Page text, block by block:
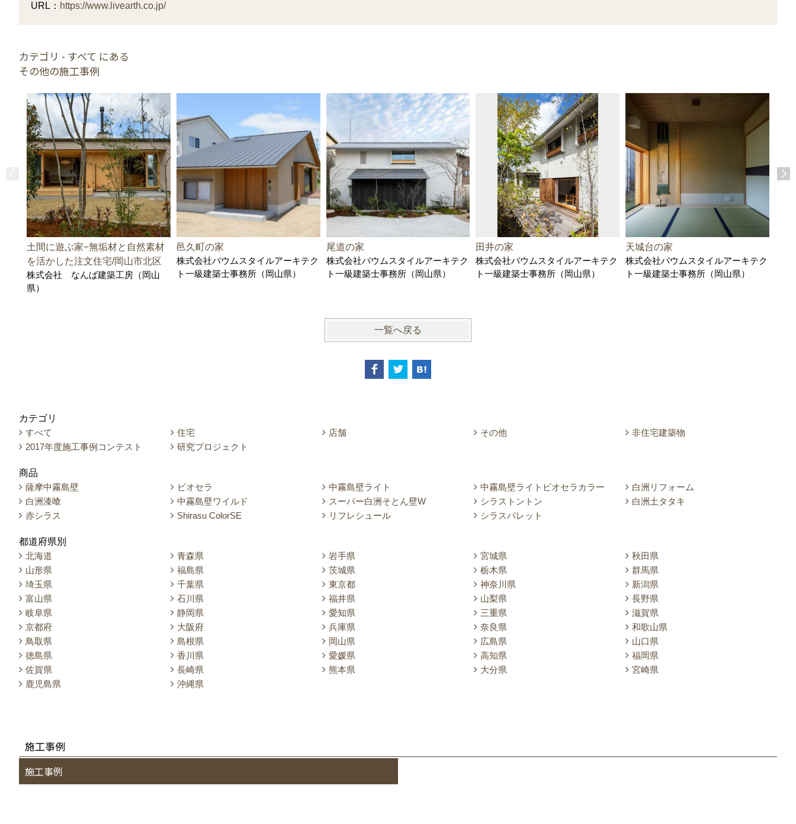
URL： https://www.livearth.co.jp/
カテゴリ - すべて にある
その他の施工事例
土間に遊ぶ家−無垢材と自然素材
を活かした注文住宅/岡山市北区
株式会社 なんば建築工房（岡山
県）
邑久町の家
株式会社バウムスタイルアーキテク
ト一級建築士事務所（岡山県）
尾道の家
株式会社バウムスタイルアーキテク
ト一級建築士事務所（岡山県）
田井の家
株式会社バウムスタイルアーキテク
ト一級建築士事務所（岡山県）
天城台の家
株式会社バウムスタイルアーキテク
ト一級建築士事務所（岡山県）
一覧へ戻る
カテゴリ
すべて
住宅 店舗 その他
非住宅建築物
2017年度施工事例コンテスト
研究プロジェクト
商品
薩摩中霧島壁
ビオセラ 中霧島壁ライト 中霧島壁ライトビオセラカラー
白洲リフォーム
白洲漆喰
中霧島壁ワイルド スーパー白洲そとん壁W シラストントン
白洲土タタキ
赤シラス
Shirasu ColorSE リフレシュール シラスパレット
都道府県別
北海道
青森県 岩手県 宮城県
秋田県
山形県
福島県 茨城県 栃木県
群馬県
埼玉県
千葉県 東京都 神奈川県
新潟県
富山県
石川県 福井県 山梨県
長野県
岐阜県
静岡県 愛知県 三重県
滋賀県
京都府
大阪府 兵庫県 奈良県
和歌山県
鳥取県
島根県 岡山県 広島県
山口県
徳島県
香川県 愛媛県 高知県
福岡県
佐賀県
長崎県 熊本県 大分県
宮崎県
鹿児島県
沖縄県
施工事例
施工事例